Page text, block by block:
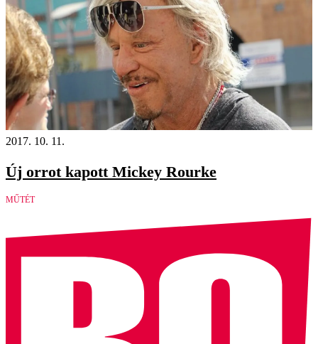
2017. 10. 11.
Új orrot kapott Mickey Rourke
MŰTÉT